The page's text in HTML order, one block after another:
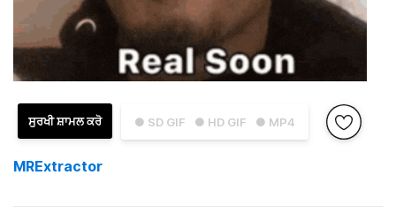
● SD GIF ● HD GIF ● MP4
ਸੁਰਖੀ ਸ਼ਾਮਲ ਕਰੋ
MRExtractor